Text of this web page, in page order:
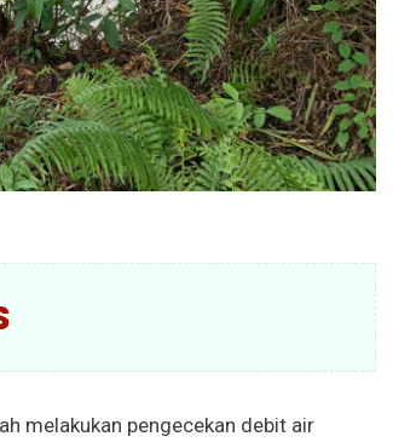
melakukan pengecekan debit air